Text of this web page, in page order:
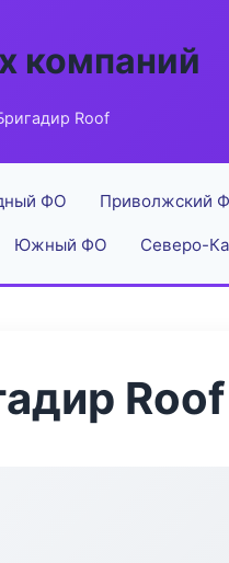
компаний
Roof
ФО Приволжский
Южный ФО Северо-
Roof